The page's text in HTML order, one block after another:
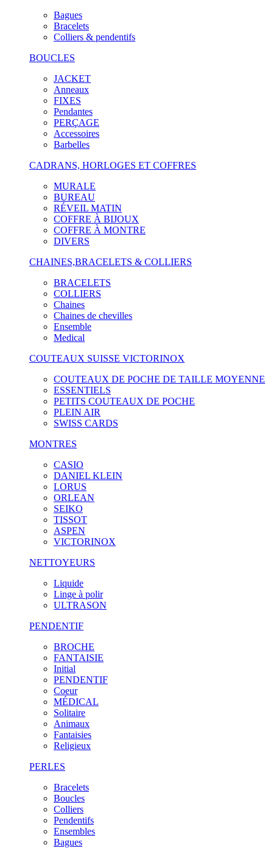
Bagues
Bracelets
Colliers & pendentifs
BOUCLES
JACKET
Anneaux
FIXES
Pendantes
PERÇAGE
Accessoires
Barbelles
CADRANS, HORLOGES ET COFFRES
MURALE
BUREAU
RÉVEIL MATIN
COFFRE À BIJOUX
COFFRE À MONTRE
DIVERS
CHAINES,BRACELETS & COLLIERS
BRACELETS
COLLIERS
Chaines
Chaines de chevilles
Ensemble
Medical
COUTEAUX SUISSE VICTORINOX
COUTEAUX DE POCHE DE TAILLE MOYENNE
ESSENTIELS
PETITS COUTEAUX DE POCHE
PLEIN AIR
SWISS CARDS
MONTRES
CASIO
DANIEL KLEIN
LORUS
ORLEAN
SEIKO
TISSOT
ASPEN
VICTORINOX
NETTOYEURS
Liquide
Linge à polir
ULTRASON
PENDENTIF
BROCHE
FANTAISIE
Initial
PENDENTIF
Coeur
MÉDICAL
Solitaire
Animaux
Fantaisies
Religieux
PERLES
Bracelets
Boucles
Colliers
Pendentifs
Ensembles
Bagues